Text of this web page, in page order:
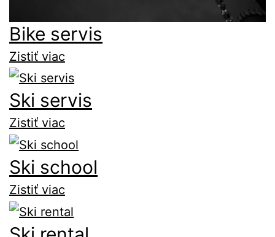
Bike servis
Zistiť viac
Ski servis
Zistiť viac
Ski school
Zistiť viac